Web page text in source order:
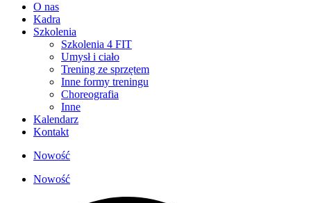
O nas
Kadra
Szkolenia
Szkolenia 4 FIT
Umysł i ciało
Trening ze sprzętem
Inne formy treningu
Choreografia
Inne
Kalendarz
Kontakt
Nowość
Nowość